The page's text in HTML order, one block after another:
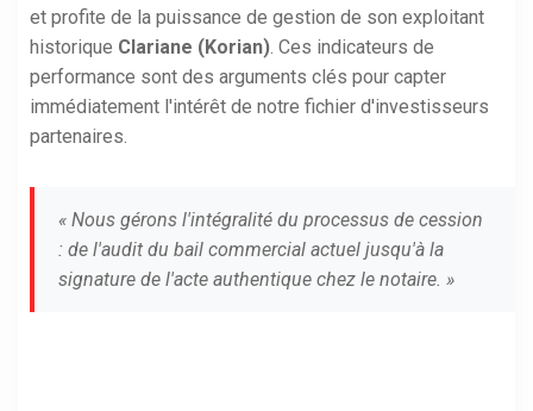
et profite de la puissance de gestion de son exploitant
historique Clariane (Korian) . Ces indicateurs de
performance sont des arguments clés pour capter
immédiatement l'intérêt de notre fichier d'investisseurs
partenaires.
« Nous gérons l'intégralité du processus de cession
: de l'audit du bail commercial actuel jusqu'à la
signature de l'acte authentique chez le notaire. »